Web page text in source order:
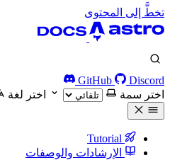
تخطَّ إلى المحتوى
GitHub
Discord
اختر سمة
اختر لغة
الإرشادات والوصفات